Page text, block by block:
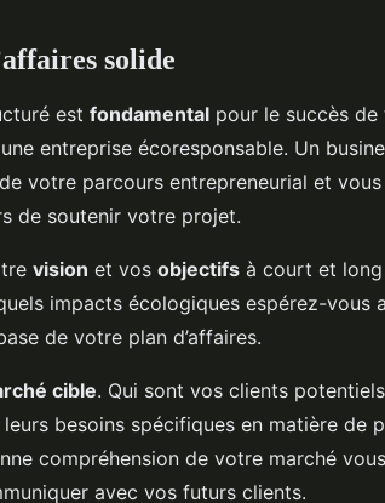
solide
est fondamental pour le succès
entreprise écoresponsable. Un
votre parcours entrepreneurial et
de soutenir votre projet.
vision et vos objectifs à court et
impacts écologiques espérez-vous
de votre plan d’affaires.
cible. Qui sont vos clients
besoins spécifiques en matière de
compréhension de votre marché
avec vos futurs clients.